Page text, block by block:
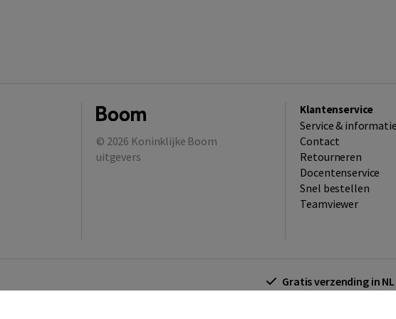
© 2026 Koninklijke Boom
uitgevers
Klantenservice
Service & informatie
Contact
Retourneren
Docentenservice
Snel bestellen
Teamviewer
Gratis verzending in